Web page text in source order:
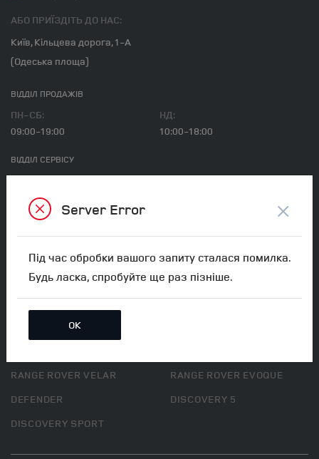
АБО ПРИЇЗДІТЬ ДО НАС:
Київ, Кільцева дорога, 1-А
(Одеська площа)
ВІДДІЛ ПРОДАЖІВ
ПН-СБ:
09:00-19:00
НД:
10:00-18:00
ВІДДІЛ CЕРВІСУ
ПН-СБ:
08:00-19:00
МИ В СОЦ. МЕРЕЖАХ
RANGE ROVER VELAR
RANGE ROVER EVOQUE
DEFENDER
DISCOVERY 5
DISCOVERY SPORT
Server Error ×
Під час обробки вашого запиту сталася помилка.
Будь ласка, спробуйте ще раз пізніше.
ОК